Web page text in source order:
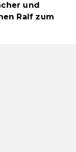
und
Ralf zum